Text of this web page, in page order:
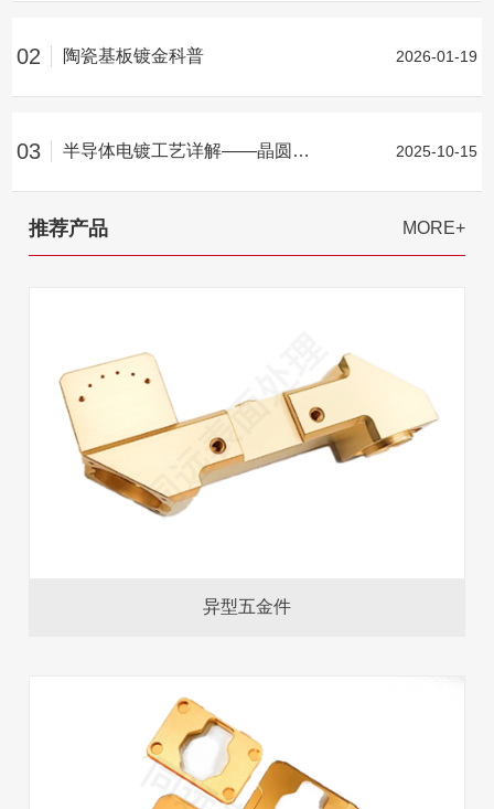
02 陶瓷基板镀金科普 2026-01-19
03 半导体电镀工艺详解——晶圆电镀 2025-10-15
推荐产品 MORE+
异型五金件